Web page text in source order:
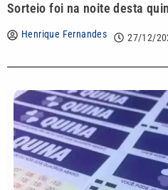
Sorteio foi na noite desta
Henrique Fernandes 27/12/